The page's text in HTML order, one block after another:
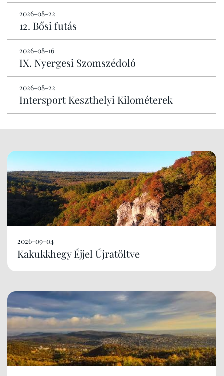
2026-08-22
12. Bősi futás
2026-08-16
IX. Nyergesi Szomszédoló
2026-08-22
Intersport Keszthelyi Kilométerek
2026-09-04
Kakukkhegy Éjjel Újratöltve